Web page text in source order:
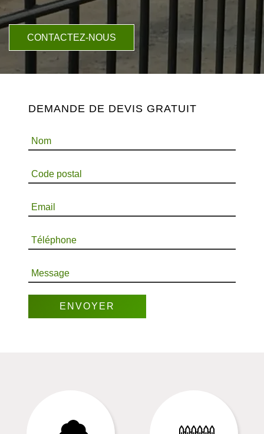
CONTACTEZ-NOUS
DEMANDE DE DEVIS GRATUIT
Nom
Code postal
Email
Téléphone
Message